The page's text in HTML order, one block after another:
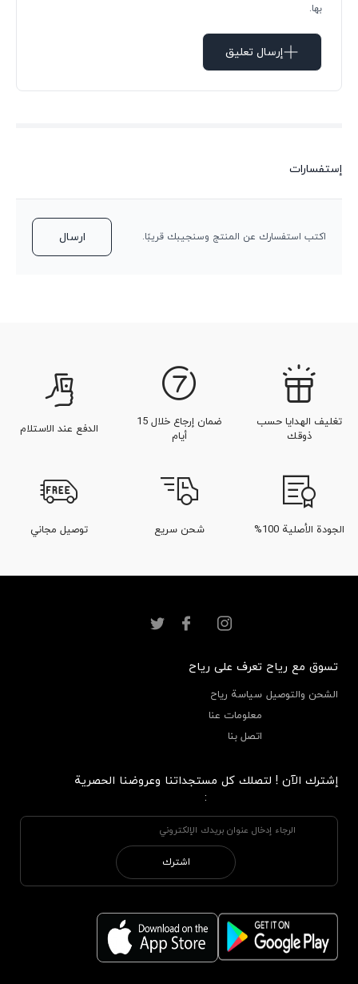
بها.
إرسال تعليق
إستفسارات
اكتب استفسارك عن المنتج وسنجيبك قريبًا. ارسال
تغليف الهدايا حسب
ذوقك
ضمان إرجاع خلال 15
أيام
الدفع عند الاستلام
الجودة الأصلية 100% شحن سريع توصيل مجاني
تسوق مع رياح
الشحن والتوصيل
تعرف على رياح
سياسة رياح
معلومات عنا
اتصل بنا
إشترك الآن ! لتصلك كل مستجداتنا وعروضنا الحصرية
:
اشترك